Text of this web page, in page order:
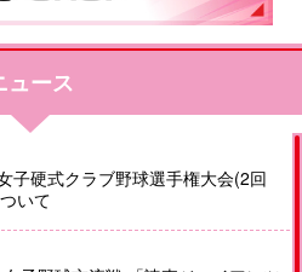
ュース
子硬式クラブ野球選手権大会(2回
いて